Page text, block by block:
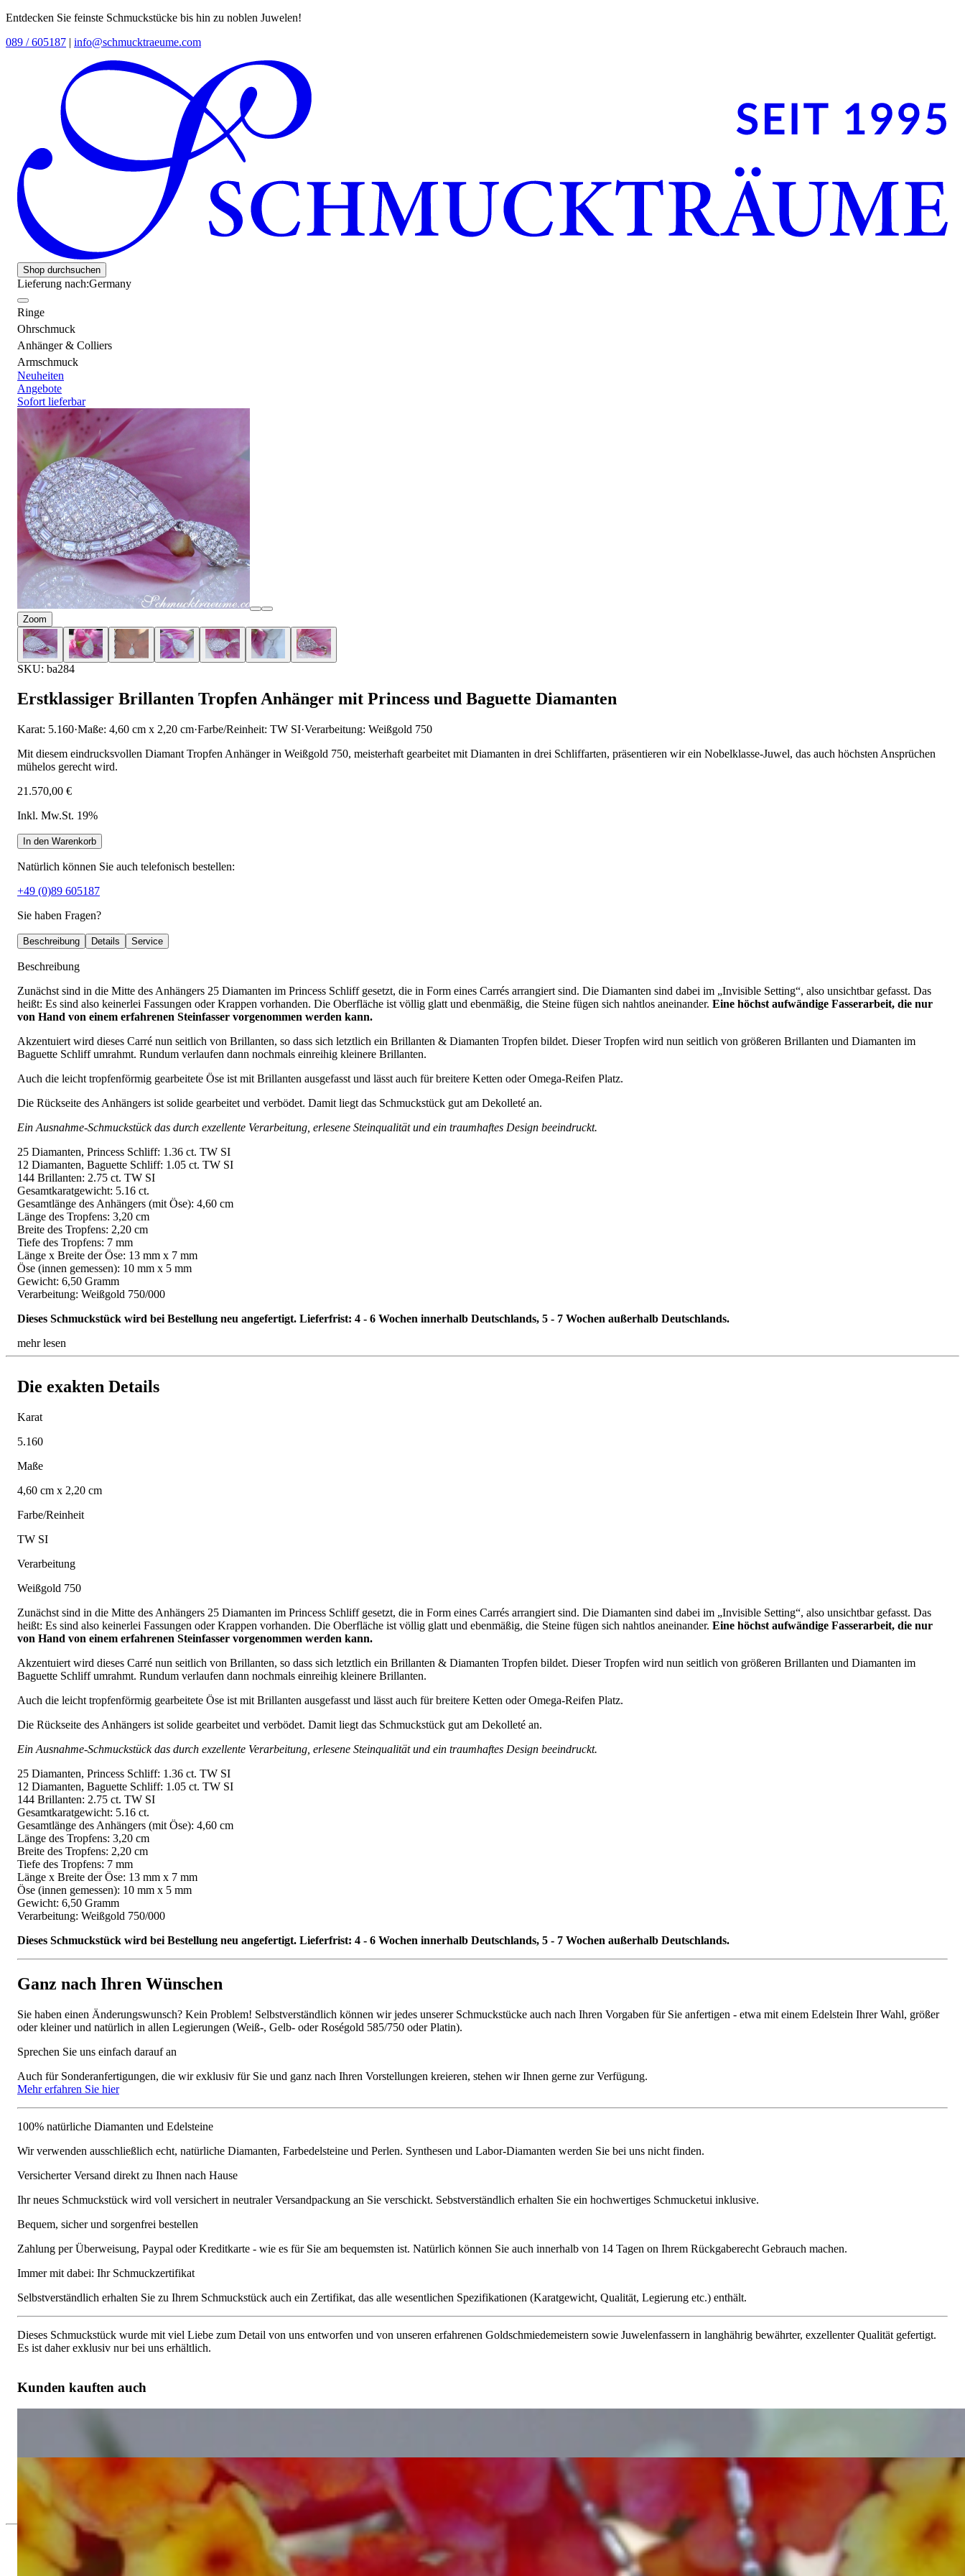
Entdecken Sie feinste Schmuckstücke bis hin zu noblen Juwelen!
089 / 605187 | info@schmucktraeume.com
Shop durchsuchen
Lieferung nach:Germany
Ringe
Ohrschmuck
Anhänger & Colliers
Armschmuck
Neuheiten
Angebote
Sofort lieferbar
Zoom
SKU: ba284
Erstklassiger Brillanten Tropfen Anhänger mit Princess und Baguette Diamanten
Karat: 5.160·Maße: 4,60 cm x 2,20 cm·Farbe/Reinheit: TW SI·Verarbeitung: Weißgold 750
Mit diesem eindrucksvollen Diamant Tropfen Anhänger in Weißgold 750, meisterhaft gearbeitet mit Diamanten in drei Schliffarten, präsentieren wir ein Nobelklasse-Juwel, das auch höchsten Ansprüchen
mühelos gerecht wird.
21.570,00 €
Inkl. Mw.St. 19%
In den Warenkorb
Natürlich können Sie auch telefonisch bestellen:
+49 (0)89 605187
Sie haben Fragen?
Beschreibung Details Service
Beschreibung
Zunächst sind in die Mitte des Anhängers 25 Diamanten im Princess Schliff gesetzt, die in Form eines Carrés arrangiert sind. Die Diamanten sind dabei im „Invisible Setting“, also unsichtbar gefasst. Das
heißt: Es sind also keinerlei Fassungen oder Krappen vorhanden. Die Oberfläche ist völlig glatt und ebenmäßig, die Steine fügen sich nahtlos aneinander. Eine höchst aufwändige Fasserarbeit, die nur
von Hand von einem erfahrenen Steinfasser vorgenommen werden kann.
Akzentuiert wird dieses Carré nun seitlich von Brillanten, so dass sich letztlich ein Brillanten & Diamanten Tropfen bildet. Dieser Tropfen wird nun seitlich von größeren Brillanten und Diamanten im
Baguette Schliff umrahmt. Rundum verlaufen dann nochmals einreihig kleinere Brillanten.
Auch die leicht tropfenförmig gearbeitete Öse ist mit Brillanten ausgefasst und lässt auch für breitere Ketten oder Omega-Reifen Platz.
Die Rückseite des Anhängers ist solide gearbeitet und verbödet. Damit liegt das Schmuckstück gut am Dekolleté an.
Ein Ausnahme-Schmuckstück das durch exzellente Verarbeitung, erlesene Steinqualität und ein traumhaftes Design beeindruckt.
25 Diamanten, Princess Schliff: 1.36 ct. TW SI
12 Diamanten, Baguette Schliff: 1.05 ct. TW SI
144 Brillanten: 2.75 ct. TW SI
Gesamtkaratgewicht: 5.16 ct.
Gesamtlänge des Anhängers (mit Öse): 4,60 cm
Länge des Tropfens: 3,20 cm
Breite des Tropfens: 2,20 cm
Tiefe des Tropfens: 7 mm
Länge x Breite der Öse: 13 mm x 7 mm
Öse (innen gemessen): 10 mm x 5 mm
Gewicht: 6,50 Gramm
Verarbeitung: Weißgold 750/000
Dieses Schmuckstück wird bei Bestellung neu angefertigt. Lieferfrist: 4 - 6 Wochen innerhalb Deutschlands, 5 - 7 Wochen außerhalb Deutschlands.
mehr lesen
Die exakten Details
Karat
5.160
Maße
4,60 cm x 2,20 cm
Farbe/Reinheit
TW SI
Verarbeitung
Weißgold 750
Zunächst sind in die Mitte des Anhängers 25 Diamanten im Princess Schliff gesetzt, die in Form eines Carrés arrangiert sind. Die Diamanten sind dabei im „Invisible Setting“, also unsichtbar gefasst. Das
heißt: Es sind also keinerlei Fassungen oder Krappen vorhanden. Die Oberfläche ist völlig glatt und ebenmäßig, die Steine fügen sich nahtlos aneinander. Eine höchst aufwändige Fasserarbeit, die nur
von Hand von einem erfahrenen Steinfasser vorgenommen werden kann.
Akzentuiert wird dieses Carré nun seitlich von Brillanten, so dass sich letztlich ein Brillanten & Diamanten Tropfen bildet. Dieser Tropfen wird nun seitlich von größeren Brillanten und Diamanten im
Baguette Schliff umrahmt. Rundum verlaufen dann nochmals einreihig kleinere Brillanten.
Auch die leicht tropfenförmig gearbeitete Öse ist mit Brillanten ausgefasst und lässt auch für breitere Ketten oder Omega-Reifen Platz.
Die Rückseite des Anhängers ist solide gearbeitet und verbödet. Damit liegt das Schmuckstück gut am Dekolleté an.
Ein Ausnahme-Schmuckstück das durch exzellente Verarbeitung, erlesene Steinqualität und ein traumhaftes Design beeindruckt.
25 Diamanten, Princess Schliff: 1.36 ct. TW SI
12 Diamanten, Baguette Schliff: 1.05 ct. TW SI
144 Brillanten: 2.75 ct. TW SI
Gesamtkaratgewicht: 5.16 ct.
Gesamtlänge des Anhängers (mit Öse): 4,60 cm
Länge des Tropfens: 3,20 cm
Breite des Tropfens: 2,20 cm
Tiefe des Tropfens: 7 mm
Länge x Breite der Öse: 13 mm x 7 mm
Öse (innen gemessen): 10 mm x 5 mm
Gewicht: 6,50 Gramm
Verarbeitung: Weißgold 750/000
Dieses Schmuckstück wird bei Bestellung neu angefertigt. Lieferfrist: 4 - 6 Wochen innerhalb Deutschlands, 5 - 7 Wochen außerhalb Deutschlands.
Ganz nach Ihren Wünschen
Sie haben einen Änderungswunsch? Kein Problem! Selbstverständlich können wir jedes unserer Schmuckstücke auch nach Ihren Vorgaben für Sie anfertigen - etwa mit einem Edelstein Ihrer Wahl, größer
oder kleiner und natürlich in allen Legierungen (Weiß-, Gelb- oder Roségold 585/750 oder Platin).
Sprechen Sie uns einfach darauf an
Auch für Sonderanfertigungen, die wir exklusiv für Sie und ganz nach Ihren Vorstellungen kreieren, stehen wir Ihnen gerne zur Verfügung.
Mehr erfahren Sie hier
100% natürliche Diamanten und Edelsteine
Wir verwenden ausschließlich echt, natürliche Diamanten, Farbedelsteine und Perlen. Synthesen und Labor-Diamanten werden Sie bei uns nicht finden.
Versicherter Versand direkt zu Ihnen nach Hause
Ihr neues Schmuckstück wird voll versichert in neutraler Versandpackung an Sie verschickt. Sebstverständlich erhalten Sie ein hochwertiges Schmucketui inklusive.
Bequem, sicher und sorgenfrei bestellen
Zahlung per Überweisung, Paypal oder Kreditkarte - wie es für Sie am bequemsten ist. Natürlich können Sie auch innerhalb von 14 Tagen on Ihrem Rückgaberecht Gebrauch machen.
Immer mit dabei: Ihr Schmuckzertifikat
Selbstverständlich erhalten Sie zu Ihrem Schmuckstück auch ein Zertifikat, das alle wesentlichen Spezifikationen (Karatgewicht, Qualität, Legierung etc.) enthält.
Dieses Schmuckstück wurde mit viel Liebe zum Detail von uns entworfen und von unseren erfahrenen Goldschmiedemeistern sowie Juwelenfassern in langhährig bewährter, exzellenter Qualität gefertigt.
Es ist daher exklusiv nur bei uns erhältlich.
Kunden kauften auch
Ausgesuchter Brillant Tropfen Anhänger mit Princess- und Baguette Diamanten
8.860,00 €
Seit 1995